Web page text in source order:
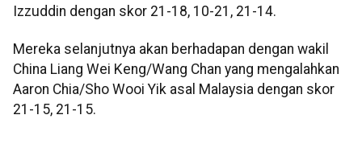
Izzuddin dengan skor 21-18, 10-21, 21-14.
Mereka selanjutnya akan berhadapan dengan wakil
China Liang Wei Keng/Wang Chan yang mengalahkan
Aaron Chia/Sho Wooi Yik asal Malaysia dengan skor
21-15, 21-15.